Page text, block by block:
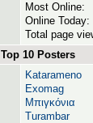
Most Online:
Online Today:
Total page
Top 10 Posters
Katarameno
Exomag
Μπιγκόνια
Turambar